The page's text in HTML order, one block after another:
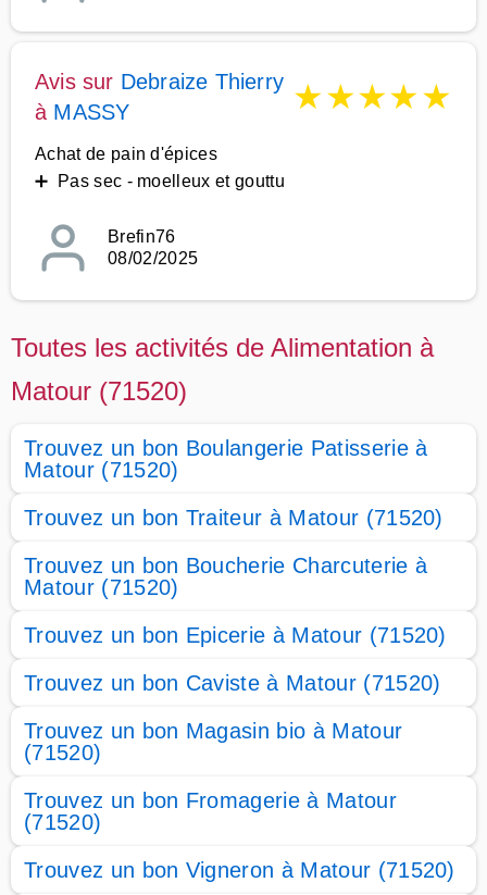
Avis sur Debraize Thierry
à MASSY ★★★★★
Achat de pain d'épices
➕ Pas sec - moelleux et gouttu
Brefin76
08/02/2025
Toutes les activités de Alimentation à
Matour (71520)
Trouvez un bon Boulangerie Patisserie à
Matour (71520)
Trouvez un bon Traiteur à Matour (71520)
Trouvez un bon Boucherie Charcuterie à
Matour (71520)
Trouvez un bon Epicerie à Matour (71520)
Trouvez un bon Caviste à Matour (71520)
Trouvez un bon Magasin bio à Matour
(71520)
Trouvez un bon Fromagerie à Matour
(71520)
Trouvez un bon Vigneron à Matour (71520)